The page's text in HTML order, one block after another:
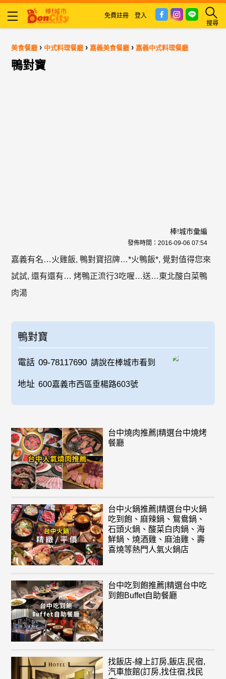
搜尋
免費註冊 登入
美食餐廳 › 中式料理餐廳 ›嘉義美食餐廳 ›嘉義中式料理餐廳
鴨對寶
棒!城市彙編
發佈時間： 2016-09-06 07:54
嘉義有名…火雞飯, 鴨對寶招牌…*火鴨飯*, 覺對值得您來
試試, 還有還有… 烤鴨正流行3吃喔…送…東北酸白菜鴨
肉湯
鴨對寶
電話 09-78117690 請說在棒城市看到
地址 600嘉義市西區垂楊路603號
台中燒肉推薦|精選台中燒烤
餐廳
台中火鍋推薦|精選台中火鍋
吃到飽、麻辣鍋、鴛鴦鍋、
石頭火鍋、酸菜白肉鍋、海
鮮鍋、燒酒雞、麻油雞、壽
喜燒等熱門人氣火鍋店
台中吃到飽推薦|精選台中吃
到飽Buffet自助餐廳
找飯店-線上訂房,飯店,民宿,
汽車旅館(訂房,找住宿,找民